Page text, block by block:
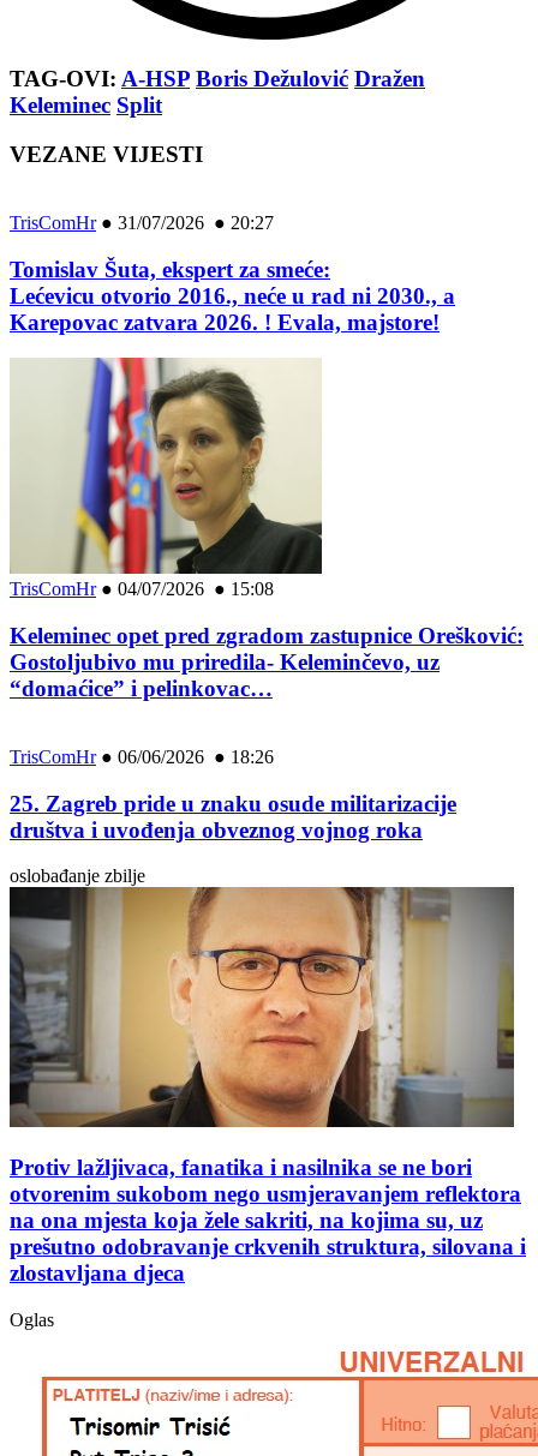
TAG-OVI: A-HSP Boris Dežulović Dražen
Keleminec Split
VEZANE VIJESTI
TrisComHr● 31/07/2026 ● 20:27
Tomislav Šuta, ekspert za smeće:
Lećevicu otvorio 2016., neće u rad ni 2030., a
Karepovac zatvara 2026. ! Evala, majstore!
TrisComHr● 04/07/2026 ● 15:08
Keleminec opet pred zgradom zastupnice Orešković:
Gostoljubivo mu priredila- Keleminčevo, uz
“domaćice” i pelinkovac…
TrisComHr● 06/06/2026 ● 18:26
25. Zagreb pride u znaku osude militarizacije
društva i uvođenja obveznog vojnog roka
oslobađanje zbilje
Protiv lažljivaca, fanatika i nasilnika se ne bori
otvorenim sukobom nego usmjeravanjem reflektora
na ona mjesta koja žele sakriti, na kojima su, uz
prešutno odobravanje crkvenih struktura, silovana i
zlostavljana djeca
Oglas